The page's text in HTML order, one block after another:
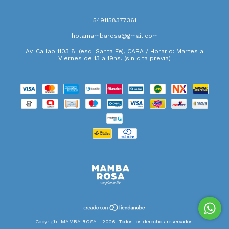
5491158377361
holamambarosa@gmail.com
Av. Callao 1103 8i (esq. Santa Fe), CABA / Horario: Martes a
Viernes de 13 a 19hs. (sin cita previa)
Copyright MAMBA ROSA - 2026. Todos los derechos reservados.